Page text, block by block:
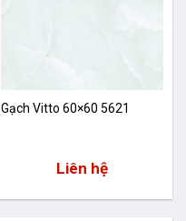
Gạch Vitto 60×60 5621
Liên hệ